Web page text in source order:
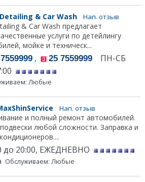
Detailing & Car Wash Нап. отзыв
& Car Wash предлагает
услуги по детейлингу
мойке и техническ...
, 25 7559999 ПН-СБ
Любые
Нап. отзыв
и полный ремонт автомобилей.
любой сложности. Заправка и
до 20:00, ЕЖЕДНЕВНО
Обслуживаем: Любые